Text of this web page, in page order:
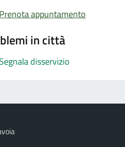
Prenota appuntamento
in città
Segnala disservizio